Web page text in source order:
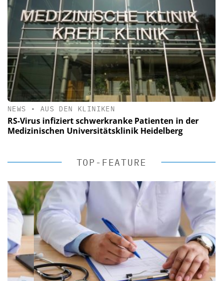
NEWS • AUS DEN KLINIKEN
RS-Virus infiziert schwerkranke Patienten in der
Medizinischen Universitätsklinik Heidelberg
TOP-FEATURE